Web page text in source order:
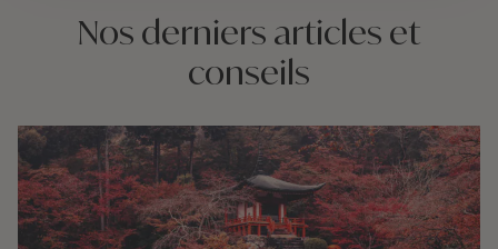
Nos derniers articles et
conseils